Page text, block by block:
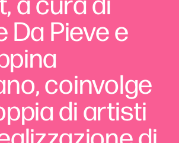
Da Pieve e
coinvolge
di artisti
di